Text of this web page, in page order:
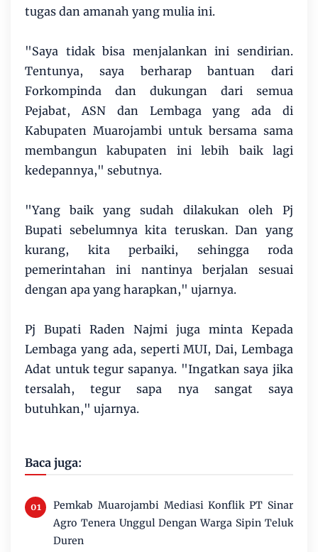
tugas dan amanah yang mulia ini.
"Saya tidak bisa menjalankan ini sendirian.
Tentunya, saya berharap bantuan dari
Forkompinda dan dukungan dari semua
Pejabat, ASN dan Lembaga yang ada di
Kabupaten Muarojambi untuk bersama sama
membangun kabupaten ini lebih baik lagi
kedepannya," sebutnya.
"Yang baik yang sudah dilakukan oleh Pj
Bupati sebelumnya kita teruskan. Dan yang
kurang, kita perbaiki, sehingga roda
pemerintahan ini nantinya berjalan sesuai
dengan apa yang harapkan," ujarnya.
Pj Bupati Raden Najmi juga minta Kepada
Lembaga yang ada, seperti MUI, Dai, Lembaga
Adat untuk tegur sapanya. "Ingatkan saya jika
tersalah, tegur sapa nya sangat saya
butuhkan," ujarnya.
Baca juga:
Pemkab Muarojambi Mediasi Konflik PT Sinar
Agro Tenera Unggul Dengan Warga Sipin Teluk
Duren